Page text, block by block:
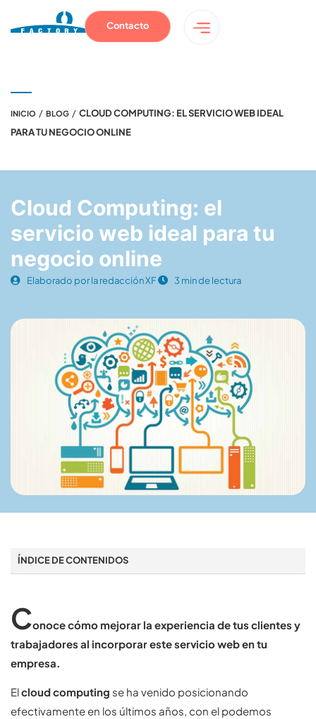
Contacto
INICIO / BLOG / CLOUD COMPUTING: EL SERVICIO WEB IDEAL
PARA TU NEGOCIO ONLINE
Cloud Computing: el
servicio web ideal para tu
negocio online
Elaborado por la redacción XF 3 min de lectura
ÍNDICE DE CONTENIDOS
Conoce cómo mejorar la experiencia de tus clientes y
trabajadores al incorporar este servicio web en tu
empresa.
Elcloud computing se ha venido posicionando
efectivamente en los últimos años, con el podemos